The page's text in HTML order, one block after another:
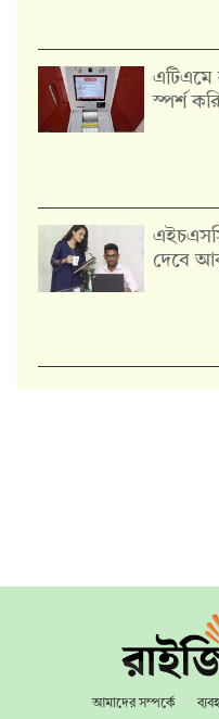
এটিএমে
স্পর্শ
দেবে
আমাদের সম্পর্কে